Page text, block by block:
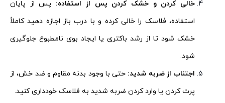
خالی کردن و خشک کردن پس از استفاده: پس از پایان
استفاده، فلاسک را خالی کرده و با درب باز اجازه دهید کاملاً
خشک شود تا از رشد باکتری یا ایجاد بوی نامطبوع جلوگیری
شود.
اجتناب از ضربه شدید: حتی با وجود بدنه مقاوم و ضد خش، از
پرت کردن یا وارد کردن ضربه شدید به فلاسک خودداری کنید.